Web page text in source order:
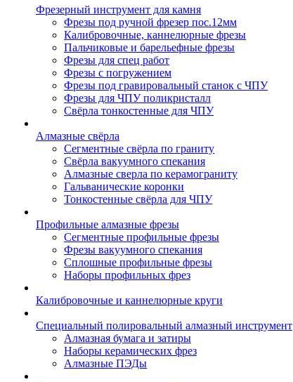
Фрезерный инструмент для камня
Фрезы под ручной фрезер пос.12мм
Калибровочные, каннелюрные фрезы
Пальчиковые и барельефные фрезы
Фрезы для спец работ
Фрезы с погружением
Фрезы под гравировальный станок с ЧПУ
Фрезы для ЧПУ поликристалл
Свёрла тонкостенные для ЧПУ
Алмазные свёрла
Сегментные свёрла по граниту
Свёрла вакуумного спекания
Алмазные сверла по керамограниту
Гальванические коронки
Тонкостенные свёрла для ЧПУ
Профильные алмазные фрезы
Сегментные профильные фрезы
Фрезы вакуумного спекания
Сплошные профильные фрезы
Наборы профильных фрез
Калибровочные и каннелюрные круги
Специальный полировальный алмазный инструмент
Алмазная бумага и затиры
Наборы керамических фрез
Алмазные ПЭДы